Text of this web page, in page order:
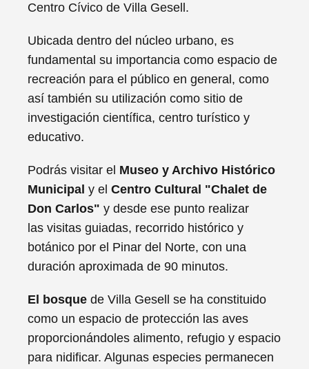
Centro Cívico de Villa Gesell.
Ubicada dentro del núcleo urbano, es
fundamental su importancia como espacio de
recreación para el público en general, como
así también su utilización como sitio de
investigación científica, centro turístico y
educativo.
Podrás visitar el Museo y Archivo Histórico
Municipal y el Centro Cultural "Chalet de
Don Carlos" y desde ese punto realizar
las visitas guiadas, recorrido histórico y
botánico por el Pinar del Norte, con una
duración aproximada de 90 minutos.
El bosque de Villa Gesell se ha constituido
como un espacio de protección las aves
proporcionándoles alimento, refugio y espacio
para nidificar. Algunas especies permanecen